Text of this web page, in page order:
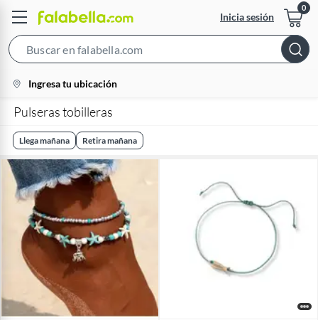
Inicia sesión
Bar
location-
icon
Ingresa tu ubicación
Pulseras tobilleras
Llega mañana Retira mañana